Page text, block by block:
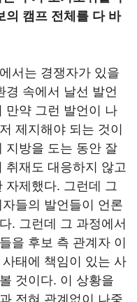
의 캠프 전체를 다 바
서는 경쟁자가 있을
경 속에서 날선 발언
만약 그런 발언이 나
제지해야 되는 것이
지방을 도는 동안 잘
취재도 대응하지 않고
자제했다. 그런데 그
들의 발언들이 언론
. 그런데 그 과정에서
을 후보 측 관계자 이
태에 책임이 있는 사
것이다. 이 상황을
전혀 관계없이 나중